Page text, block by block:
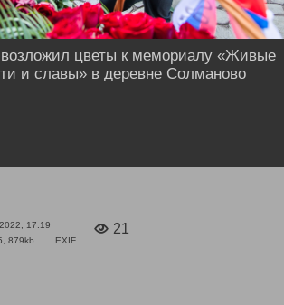
17:19
879kb
EXIF
21
цветы к мемориалу «Живые
и славы» в деревне Солманово